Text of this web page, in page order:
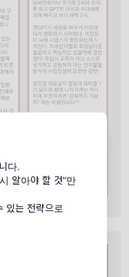
다.
알아야 할 것”만
있는 전략으로